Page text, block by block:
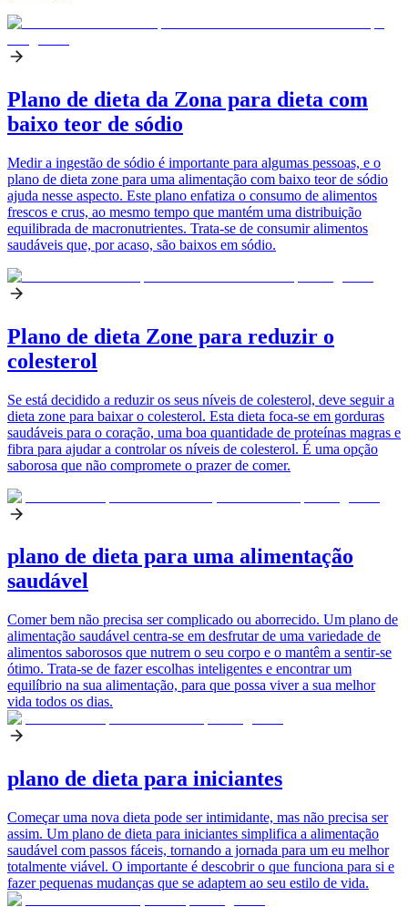
Plano de dieta da Zona para dieta com
baixo teor de sódio
Medir a ingestão de sódio é importante para algumas pessoas, e o
plano de dieta zone para uma alimentação com baixo teor de sódio
ajuda nesse aspecto. Este plano enfatiza o consumo de alimentos
frescos e crus, ao mesmo tempo que mantém uma distribuição
equilibrada de macronutrientes. Trata-se de consumir alimentos
saudáveis que, por acaso, são baixos em sódio.
Plano de dieta Zone para reduzir o
colesterol
Se está decidido a reduzir os seus níveis de colesterol, deve seguir a
dieta zone para baixar o colesterol. Esta dieta foca-se em gorduras
saudáveis para o coração, uma boa quantidade de proteínas magras e
fibra para ajudar a controlar os níveis de colesterol. É uma opção
saborosa que não compromete o prazer de comer.
plano de dieta para uma alimentação
saudável
Comer bem não precisa ser complicado ou aborrecido. Um plano de
alimentação saudável centra-se em desfrutar de uma variedade de
alimentos saborosos que nutrem o seu corpo e o mantêm a sentir-se
ótimo. Trata-se de fazer escolhas inteligentes e encontrar um
equilíbrio na sua alimentação, para que possa viver a sua melhor
vida todos os dias.
plano de dieta para iniciantes
Começar uma nova dieta pode ser intimidante, mas não precisa ser
assim. Um plano de dieta para iniciantes simplifica a alimentação
saudável com passos fáceis, tornando a jornada para um eu melhor
totalmente viável. O importante é descobrir o que funciona para si e
fazer pequenas mudanças que se adaptem ao seu estilo de vida.